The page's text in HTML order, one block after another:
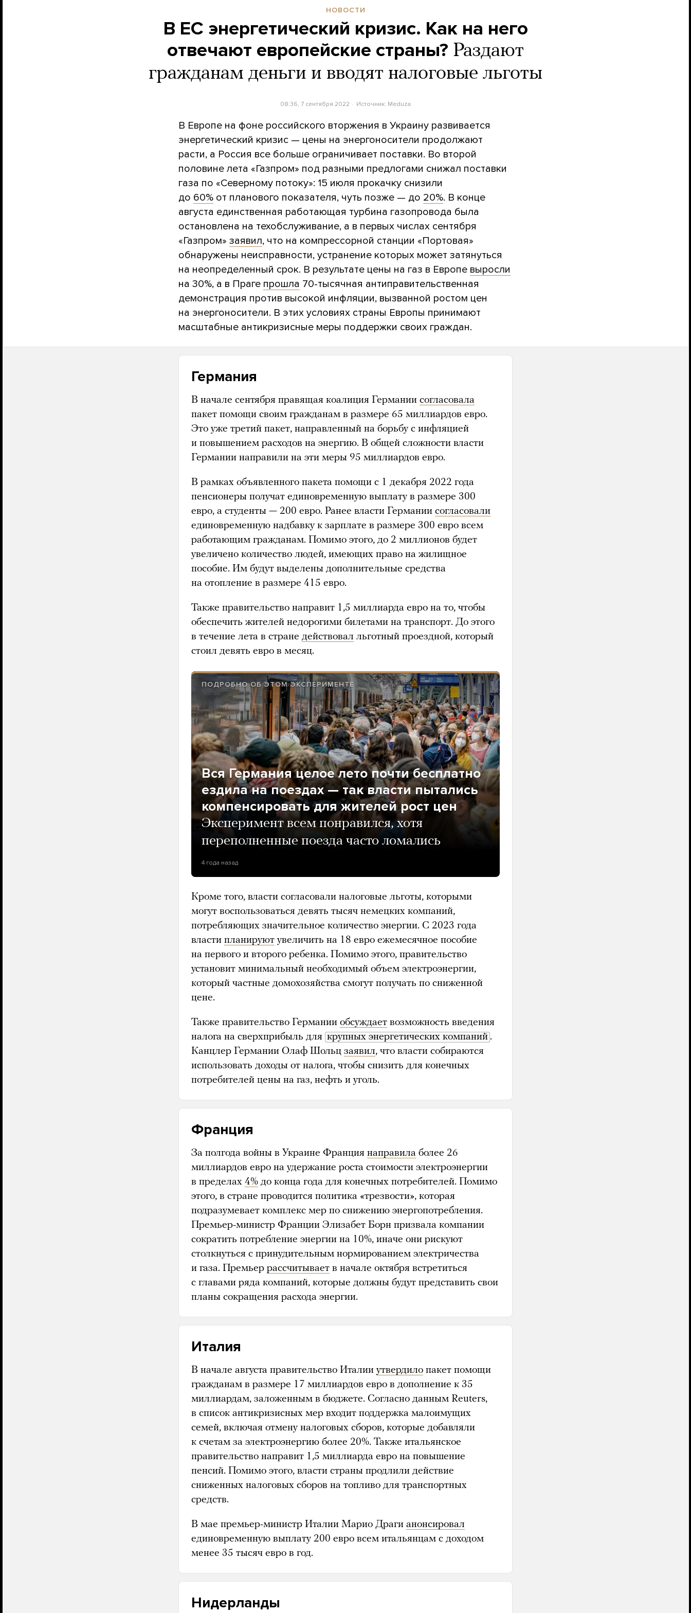
НОВОСТИ
В ЕС энергетический кризис. Как на него
отвечают европейские страны? Раздают
гражданам деньги и вводят налоговые льготы
08:36, 7 сентября 2022 Источник: Meduza
В Европе на фоне российского вторжения в Украину развивается
энергетический кризис — цены на энергоносители продолжают
расти, а Россия все больше ограничивает поставки. Во второй
половине лета «Газпром» под разными предлогами снижал поставки
газа по «Северному потоку»: 15 июля прокачку снизили
до 60% от планового показателя, чуть позже — до 20%. В конце
августа единственная работающая турбина газопровода была
остановлена на техобслуживание, а в первых числах сентября
«Газпром» заявил, что на компрессорной станции «Портовая»
обнаружены неисправности, устранение которых может затянуться
на неопределенный срок. В результате цены на газ в Европе выросли
на 30%, а в Праге прошла 70-тысячная антиправительственная
демонстрация против высокой инфляции, вызванной ростом цен
на энергоносители. В этих условиях страны Европы принимают
масштабные антикризисные меры поддержки своих граждан.
Германия
В начале сентября правящая коалиция Германии согласовала
пакет помощи своим гражданам в размере 65 миллиардов евро.
Это уже третий пакет, направленный на борьбу с инфляцией
и повышением расходов на энергию. В общей сложности власти
Германии направили на эти меры 95 миллиардов евро.
В рамках объявленного пакета помощи с 1 декабря 2022 года
пенсионеры получат единовременную выплату в размере 300
евро, а студенты — 200 евро. Ранее власти Германии согласовали
единовременную надбавку к зарплате в размере 300 евро всем
работающим гражданам. Помимо этого, до 2 миллионов будет
увеличено количество людей, имеющих право на жилищное
пособие. Им будут выделены дополнительные средства
на отопление в размере 415 евро.
Также правительство направит 1,5 миллиарда евро на то, чтобы
обеспечить жителей недорогими билетами на транспорт. До этого
в течение лета в стране действовал льготный проездной, который
стоил девять евро в месяц.
ПОДРОБНО ОБ ЭТОМ ЭКСПЕРИМЕНТЕ
Вся Германия целое лето почти бесплатно
ездила на поездах — так власти пытались
компенсировать для жителей рост цен
Эксперимент всем понравился, хотя
переполненные поезда часто ломались
4 года назад
Кроме того, власти согласовали налоговые льготы, которыми
могут воспользоваться девять тысяч немецких компаний,
потребляющих значительное количество энергии. С 2023 года
власти планируют увеличить на 18 евро ежемесячное пособие
на первого и второго ребенка. Помимо этого, правительство
установит минимальный необходимый объем электроэнергии,
который частные домохозяйства смогут получать по сниженной
цене.
Также правительство Германии обсуждает возможность введения
налога на сверхприбыль для крупных энергетических компаний .
Канцлер Германии Олаф Шольц заявил, что власти собираются
использовать доходы от налога, чтобы снизить для конечных
потребителей цены на газ, нефть и уголь.
Франция
За полгода войны в Украине Франция направила более 26
миллиардов евро на удержание роста стоимости электроэнергии
в пределах 4% до конца года для конечных потребителей. Помимо
этого, в стране проводится политика «трезвости», которая
подразумевает комплекс мер по снижению энергопотребления.
Премьер-министр Франции Элизабет Борн призвала компании
сократить потребление энергии на 10%, иначе они рискуют
столкнуться с принудительным нормированием электричества
и газа. Премьер рассчитывает в начале октября встретиться
с главами ряда компаний, которые должны будут представить свои
планы сокращения расхода энергии.
Италия
В начале августа правительство Италии утвердило пакет помощи
гражданам в размере 17 миллиардов евро в дополнение к 35
миллиардам, заложенным в бюджете. Согласно данным Reuters,
в список антикризисных мер входит поддержка малоимущих
семей, включая отмену налоговых сборов, которые добавляли
к счетам за электроэнергию более 20%. Также итальянское
правительство направит 1,5 миллиарда евро на повышение
пенсий. Помимо этого, власти страны продлили действие
сниженных налоговых сборов на топливо для транспортных
средств.
В мае премьер-министр Италии Марио Драги анонсировал
единовременную выплату 200 евро всем итальянцам с доходом
менее 35 тысяч евро в год.
Нидерланды